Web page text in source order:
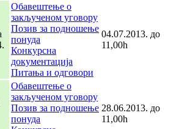
Обавештење о
закљученом уговору
Позив за подношење
понуда
Конкурсна
документација
Питања и одговори
04.07.2013. до
11,00h
Обавештење о
закљученом уговору
Позив за подношење
понуда
28.06.2013. до
11,00h